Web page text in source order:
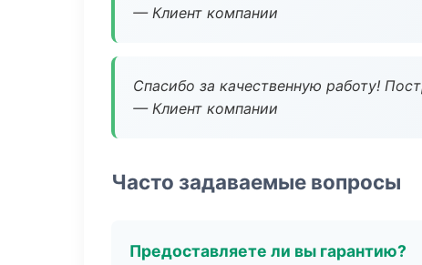
— Клиент компании
Спасибо за качественную работу!
— Клиент компании
Часто задаваемые вопросы
Предоставляете ли вы гарантию?